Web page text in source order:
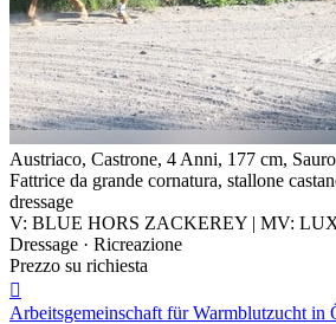
Austriaco, Castrone, 4 Anni, 177 cm, Sauro
Fattrice da grande cornatura, stallone
dressage
V: BLUE HORS ZACKEREY | MV:
Dressage · Ricreazione
Prezzo su richiesta

Arbeitsgemeinschaft für Warmblutzucht in